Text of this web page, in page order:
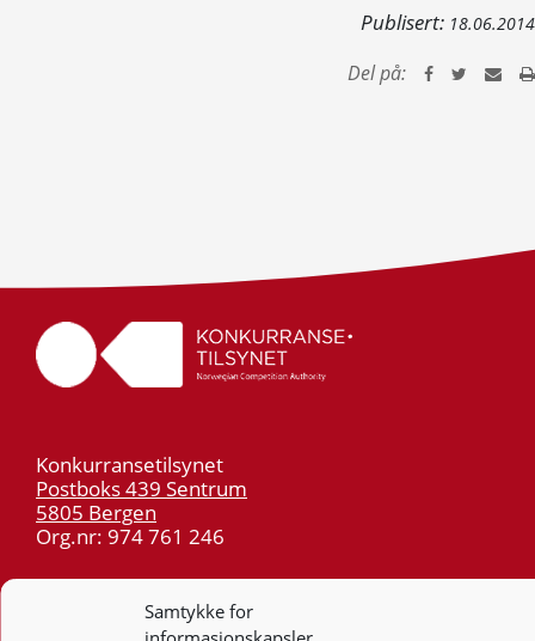
Samtykke for
Publisert: 18.06.2014
Del på:
Konkurransetilsynet
Postboks 439 Sentrum
5805 Bergen
Org.nr: 974 761 246
55 59 75 00
post@kt.no